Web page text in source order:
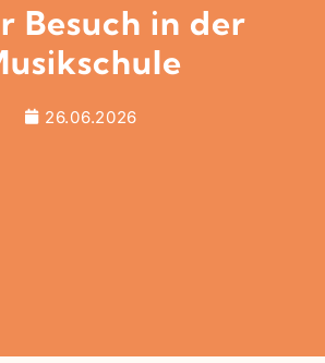
Besuch in der
26.06.2026